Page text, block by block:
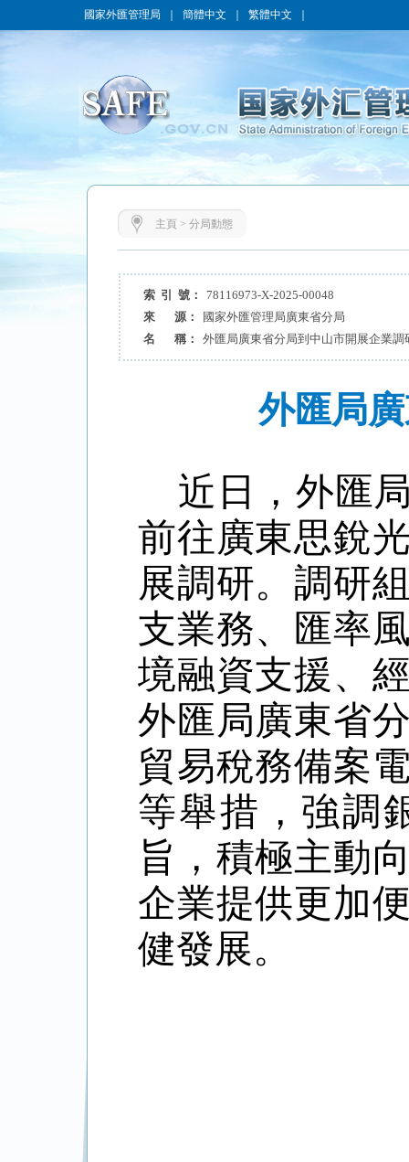
國家外匯管理局 簡體中文 繁體中文
主頁 > 分局動態
索 引 號：
78116973-X-2025-00048
來 源：
國家外匯管理局廣東省分局
名 稱：
外匯局廣東省分局到中山市開展企業調
外匯局
近日 ， 外匯
前往廣東思銳
展調研。 調研
支業務、匯率
境融資支援、
外匯局廣東省
貿易稅務備案
等舉措，強調
旨，積極主動
企業提供更加
健發展。